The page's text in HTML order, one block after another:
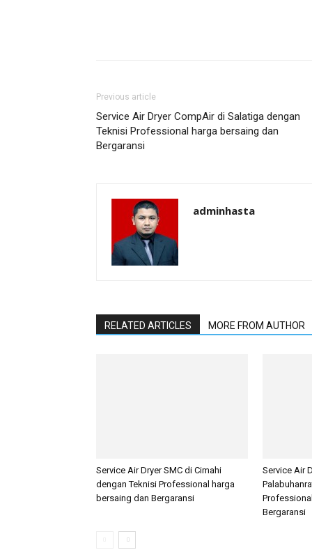
Previous article
Service Air Dryer CompAir di Salatiga dengan
Teknisi Professional harga bersaing dan
Bergaransi
adminhasta
RELATED ARTICLES MORE FROM AUTHOR
Service Air Dryer SMC di Cimahi
dengan Teknisi Professional harga
bersaing dan Bergaransi
Service Air
Bergaransi